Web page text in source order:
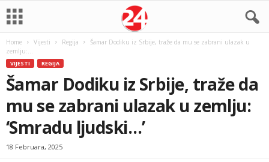
Home Vijesti Regija
Šamar Dodiku iz Srbije, traže da mu se zabrani ulazak u
zemlju:...
VIJESTI REGIJA
Šamar Dodiku iz Srbije, traže da
mu se zabrani ulazak u zemlju:
‘Smradu ljudski…’
18 Februara, 2025